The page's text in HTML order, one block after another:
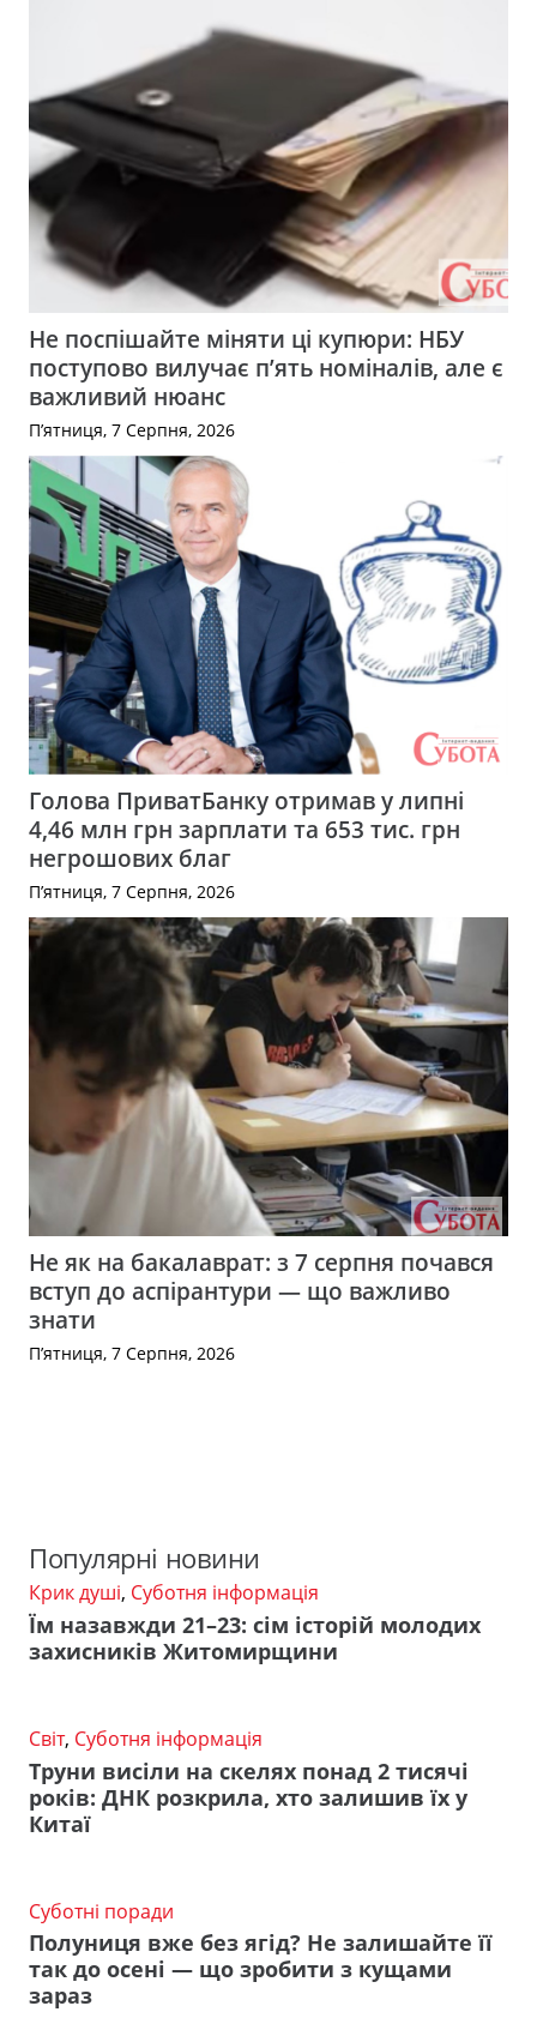
Не поспішайте міняти ці купюри: НБУ
поступово вилучає п’ять номіналів, але є
важливий нюанс
П’ятниця, 7 Серпня, 2026
Голова ПриватБанку отримав у липні
4,46 млн грн зарплати та 653 тис. грн
негрошових благ
П’ятниця, 7 Серпня, 2026
Не як на бакалаврат: з 7 серпня почався
вступ до аспірантури — що важливо
знати
П’ятниця, 7 Серпня, 2026
Популярні новини
Крик душі, Суботня інформація
Їм назавжди 21–23: сім історій молодих
захисників Житомирщини
Світ, Суботня інформація
Труни висіли на скелях понад 2 тисячі
років: ДНК розкрила, хто залишив їх у
Китаї
Суботні поради
Полуниця вже без ягід? Не залишайте її
так до осені — що зробити з кущами
зараз